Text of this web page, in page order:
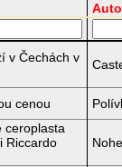
v Čechách v
cenou
ceroplasta
Riccardo